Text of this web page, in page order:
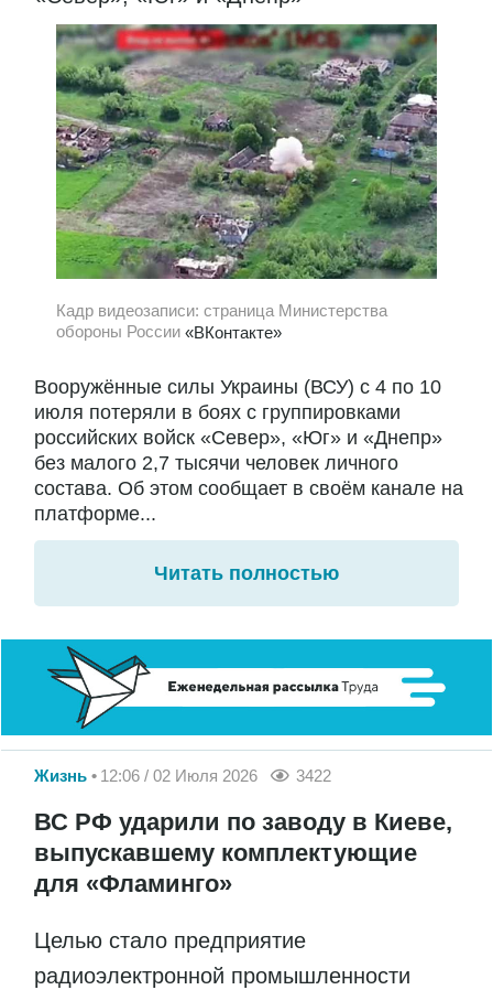
Кадр видеозаписи: страница Министерства
обороны России «ВКонтакте»
Вооружённые силы Украины (ВСУ) с 4 по 10
июля потеряли в боях с группировками
российских войск «Север», «Юг» и «Днепр»
без малого 2,7 тысячи человек личного
состава. Об этом сообщает в своём канале на
платформе...
Читать полностью
Жизнь 12:06 / 02 Июля 2026 3422
ВС РФ ударили по заводу в Киеве,
выпускавшему комплектующие
для «Фламинго»
Целью стало предприятие
радиоэлектронной промышленности